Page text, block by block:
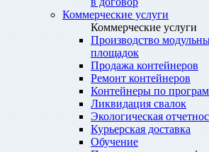
Коммерческие услуги
Коммерческие услуги
Производство
площадок
Продажа контейнеров
Ремонт контейнеров
Контейнеры по
Ликвидация свалок
Экологическая
Курьерская доставка
Обучение